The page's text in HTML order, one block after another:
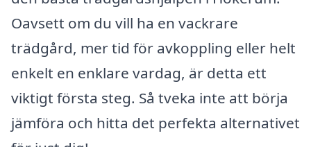
Oavsett om du vill ha en vackrare
trädgård, mer tid för avkoppling eller helt
enkelt en enklare vardag, är detta ett
viktigt första steg. Så tveka inte att börja
jämföra och hitta det perfekta alternativet